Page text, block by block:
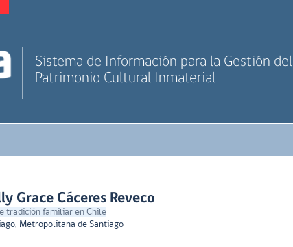
Sistema de Información para la Gestión del
Patrimonio Cultural Inmaterial
Grace Cáceres Reveco
tradición familiar en Chile
Metropolitana de Santiago